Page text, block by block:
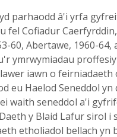
parhaodd â'i yrfa
fel Cofiadur
60, Abertawe, 1960-64,
ymrwymiadau
iawn o feirniadaeth
eu Haelod Seneddol yn
waith seneddol a'i
y Blaid Lafur sirol i
etholiadol bellach yn